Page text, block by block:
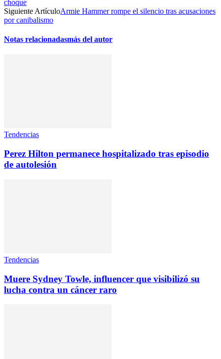
choque
Siguiente ArtículoArmie Hammer rompe el silencio tras acusaciones
por canibalismo
Notas relacionadasmás del autor
Tendencias
Perez Hilton permanece hospitalizado tras episodio
de autolesión
Tendencias
Muere Sydney Towle, influencer que visibilizó su
lucha contra un cáncer raro